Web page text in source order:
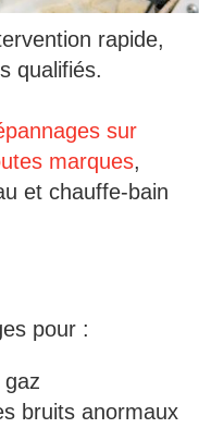
rapide,
qualifiés.
sur
marques,
et chauffe-bain
pour :
bruits anormaux